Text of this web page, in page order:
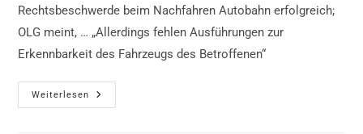
Rechtsbeschwerde beim Nachfahren Autobahn erfolgreich;
OLG meint, … „Allerdings fehlen Ausführungen zur
Erkennbarkeit des Fahrzeugs des Betroffenen“
Weiterlesen
Nachfahren
Autobahn,